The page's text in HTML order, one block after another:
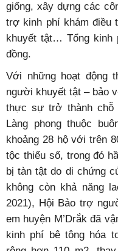
giống, xây dựng các
trợ kinh phí khám điều
khuyết tật… Tổng kinh
đồng.
Với những hoạt động
người khuyết tật – bảo
thực sự trở thành chỗ
Làng phong thuộc
khoảng 28 hộ với trên
tộc thiểu số, trong đó
bị tàn tật do di chứng
không còn khả năng
2021), Hội Bảo trợ
em huyện M’Drắk đã
kinh phí bê tông hóa